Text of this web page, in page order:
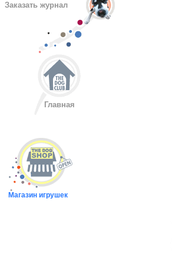
Заказать журнал
Главная
Магазин игрушек